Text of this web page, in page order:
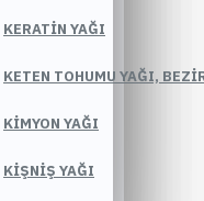
KERATIN YAĞI
KETEN TOHUMU YAĞI,
KIMYON YAĞI
KIŞNIŞ YAĞI